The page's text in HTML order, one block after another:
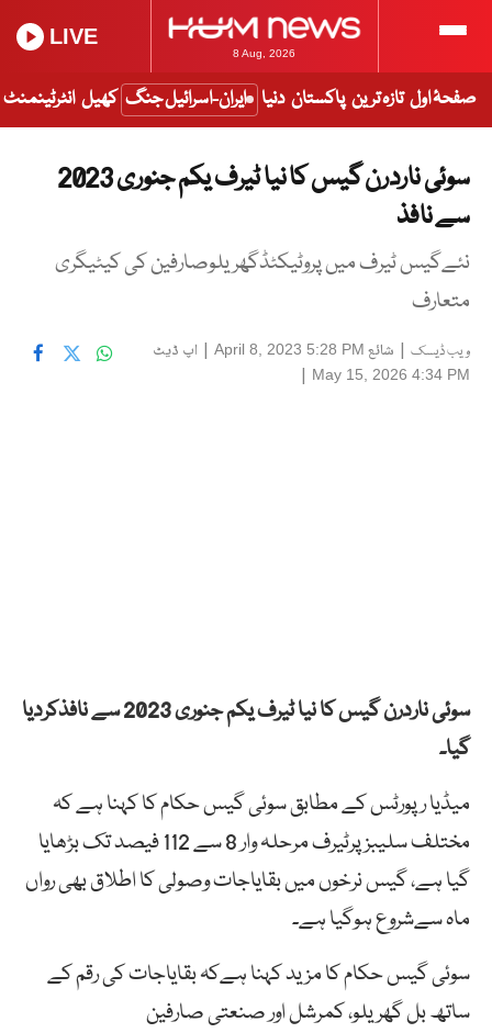
8 Aug, 2026
LIVE
صفحۂ اول تازہ ترین پاکستان دنیا ایران-اسرائیل جنگ کھیل انٹرٹینمنٹ
سوئی ناردرن گیس کا نیا ٹیرف یکم جنوری 2023
سے نافذ
نئےگیس ٹیرف میں پروٹیکٹڈگھریلوصارفین کی کیٹیگری
متعارف
ویب ڈیسک | شائع April 8, 2023 5:28 PM
| اپ ڈیٹ
May 15, 2026 4:34 PM
|
سوئی ناردرن گیس کا نیا ٹیرف یکم جنوری 2023 سے نافذکردیا
گیا۔
میڈیا رپورٹس کے مطابق سوئی گیس حکام کا کہنا ہے کہ
مختلف سلیبز پرٹیرف مرحلہ وار 8 سے 112 فیصد تک بڑھایا
گیا ہے، گیس نرخوں میں بقایاجات وصولی کا اطلاق بھی رواں
ماہ سےشروع ہوگیا ہے۔
سوئی گیس حکام کا مزید کہنا ہےکہ بقایاجات کی رقم کے
ساتھ بل گھریلو، کمرشل اور صنعتی صارفین